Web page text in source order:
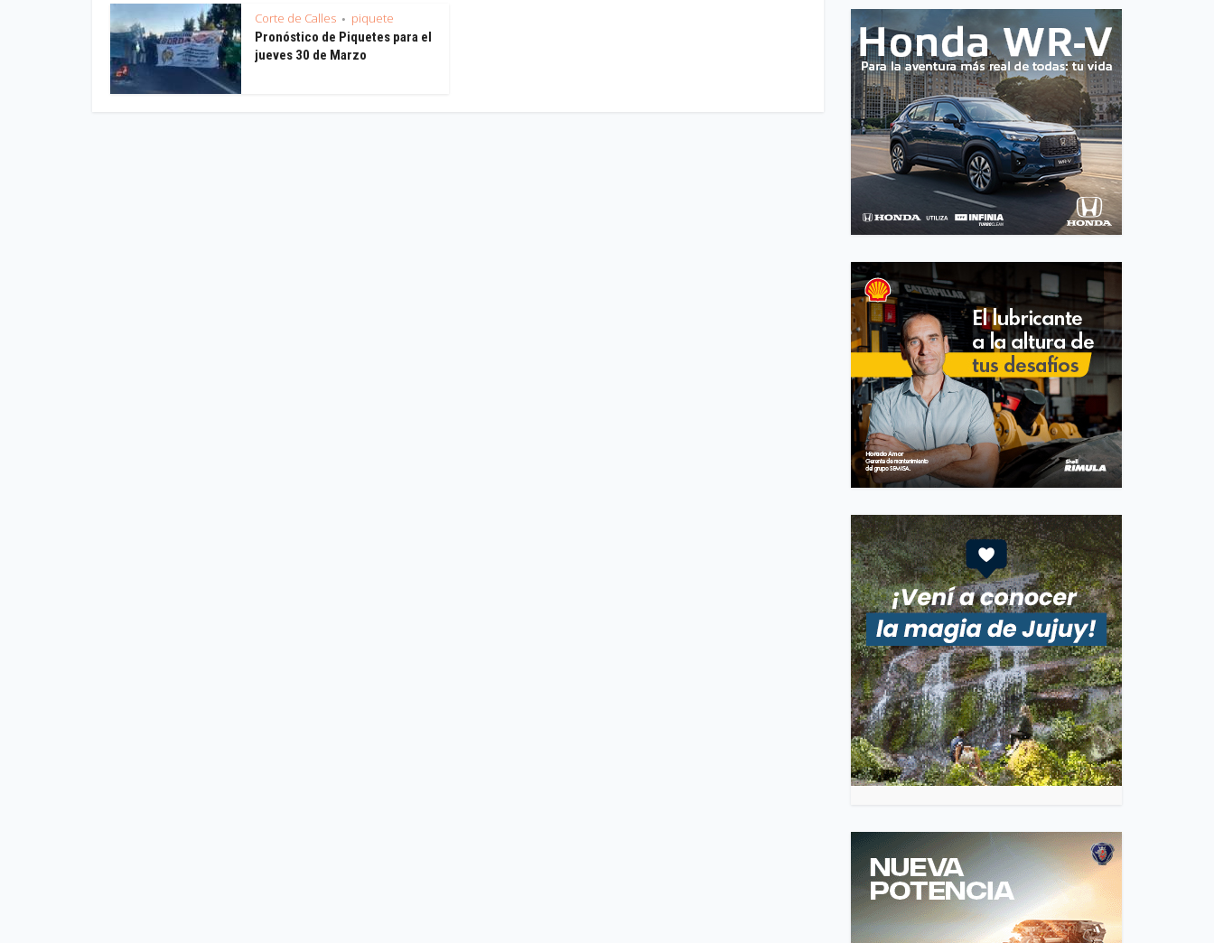
Corte de Calles • piquete
Pronóstico de Piquetes para el
jueves 30 de Marzo